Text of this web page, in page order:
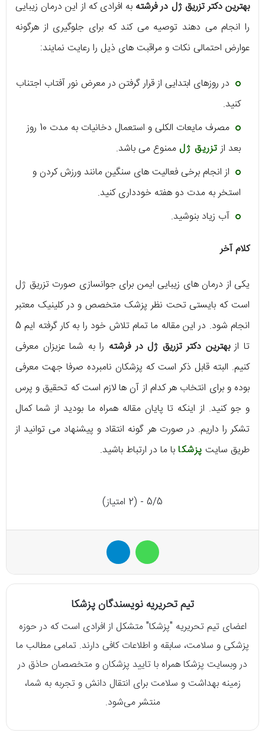
بهترین دکتر تزریق ژل در فرشته به افرادی که از این درمان زیبایی
را انجام می دهند توصیه می کند که برای جلوگیری از هرگونه
عوارض احتمالی نکات و مراقبت های ذیل را رعایت نمایند:
در روزهای ابتدایی از قرار گرفتن در معرض نور آفتاب اجتناب
کنید.
مصرف مایعات الکلی و استعمال دخانیات به مدت 10 روز
بعد ازتزریق ژلممنوع می باشد.
از انجام برخی فعالیت های سنگین مانند ورزش کردن و
استخر به مدت دو هفته خودداری کنید.
آب زیاد بنوشید.
کلام آخر
یکی از درمان های زیبایی ایمن برای جوانسازی صورت تزریق ژل
است که بایستی تحت نظر پزشک متخصص و در کلینیک معتبر
انجام شود. در این مقاله ما تمام تلاش خود را به کار گرفته ایم 5
تا ازبهترین دکتر تزریق ژل در فرشته را به شما عزیزان معرفی
کنیم. البته قابل ذکر است که پزشکان نامبرده صرفا جهت معرفی
بوده و برای انتخاب هر کدام از آن ها لازم است که تحقیق و پرس
و جو کنید. از اینکه تا پایان مقاله همراه ما بودید از شما کمال
تشکر را داریم. در صورت هر گونه انتقاد و پیشنهاد می توانید از
طریق سایت پزشکابا ما در ارتباط باشید.
5/5 - (2 امتیاز)
واتس آپ
تیم تحریریه نویسندگان پزشکا
اعضای تیم تحریریه "پزشکا" متشکل از افرادی است که در حوزه
پزشکی و سلامت، سابقه و اطلاعات کافی دارند. تمامی مطالب ما
در وبسایت پزشکا همراه با تایید پزشکان و متخصصان حاذق در
زمینه بهداشت و سلامت برای انتقال دانش و تجربه به شما،
منتشر می‌شود.